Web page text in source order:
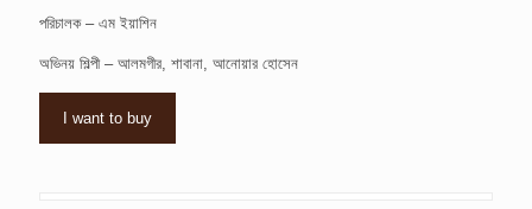
পরিচালক – এম ইয়াশিন
অভিনয় শিল্পী – আলমগীর, শাবানা, আনোয়ার হোসেন
I want to buy